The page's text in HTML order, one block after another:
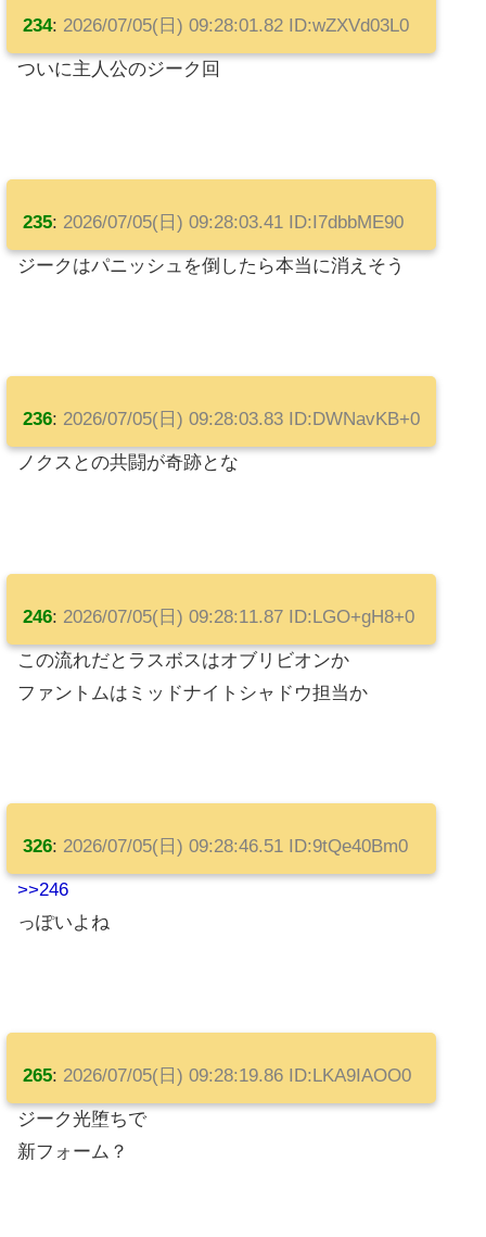
234: 2026/07/05(日) 09:28:01.82 ID:wZXVd03L0
ついに主人公のジーク回
235: 2026/07/05(日) 09:28:03.41 ID:I7dbbME90
ジークはパニッシュを倒したら本当に消えそう
236: 2026/07/05(日) 09:28:03.83 ID:DWNavKB+0
ノクスとの共闘が奇跡とな
246: 2026/07/05(日) 09:28:11.87 ID:LGO+gH8+0
この流れだとラスボスはオブリビオンか
ファントムはミッドナイトシャドウ担当か
326: 2026/07/05(日) 09:28:46.51 ID:9tQe40Bm0
>>246
っぽいよね
265: 2026/07/05(日) 09:28:19.86 ID:LKA9IAOO0
ジーク光堕ちで
新フォーム？